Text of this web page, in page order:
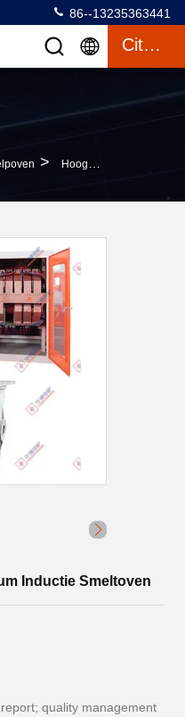
86--13235363441
Citaat
> Hoogduurzaamheid Aluminium Inductie Smeltoven
Inductie Smeltoven
quality management